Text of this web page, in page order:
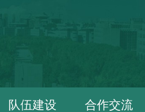
队伍建设 合作交流